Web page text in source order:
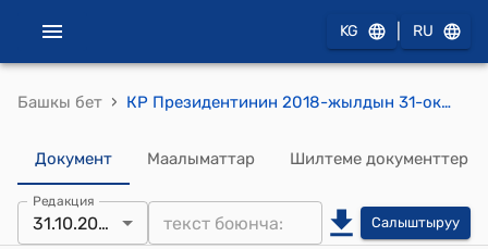
KG RU
Башкы бет › КР Президентинин 2018-жылдын 31-октябрындагы ПЖ № 221 "2018-2040-жылдары Кыргыз Республикасын өнүктүрүүнүн улуттук стратегиясы жөнүндө" Жарлыгы
Документ Маалыматтар Шилтеме документтер
Редакция
31.10.2018 Салыштыруу